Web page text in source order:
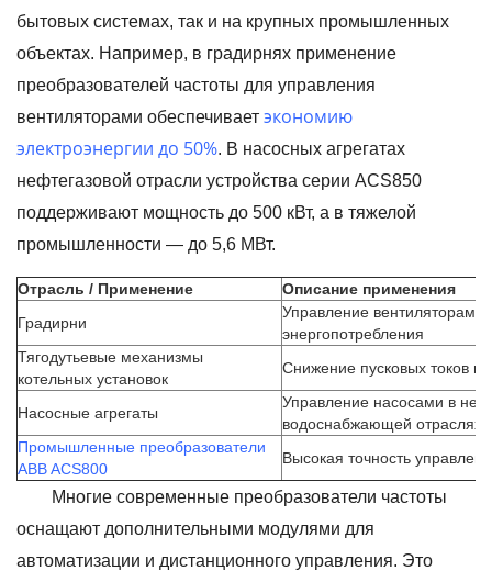
бытовых системах, так и на крупных промышленных
объектах. Например, в градирнях применение
преобразователей частоты для управления
вентиляторами обеспечивает экономию
электроэнергии до 50%. В насосных агрегатах
нефтегазовой отрасли устройства серии ACS850
поддерживают мощность до 500 кВт, а в тяжелой
промышленности — до 5,6 МВт.
Отрасль / Применение
Описание применения
Градирни
Управление вентиляторами
энергопотребления
Тягодутьевые механизмы
котельных установок
Снижение пусковых токов и
Насосные агрегаты
Управление насосами в
водоснабжающей отраслях
Промышленные преобразователи
ABB ACS800
Высокая точность
Многие современные преобразователи частоты
оснащают дополнительными модулями для
автоматизации и дистанционного управления. Это